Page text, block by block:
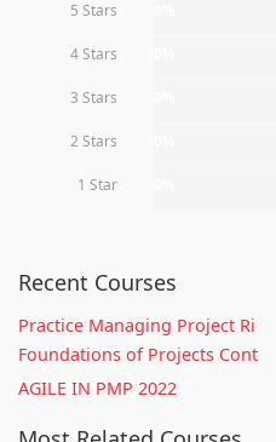
5 Stars
4 Stars
3 Stars
2 Stars
1 Star
Recent Courses
Practice Managing Project Ri
Foundations of Projects Cont
AGILE IN PMP 2022